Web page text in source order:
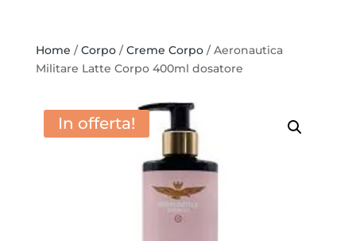
Home /Corpo/Creme Corpo/ Aeronautica
Militare Latte Corpo 400ml dosatore
In offerta!